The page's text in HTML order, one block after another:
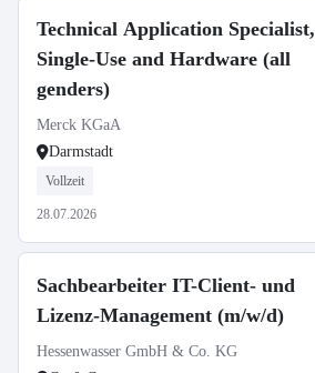
Technical Application Specialist,
Single-Use and Hardware (all
genders)
Merck KGaA
Darmstadt
Vollzeit
28.07.2026
Sachbearbeiter IT-Client- und
Lizenz-Management (m/w/d)
Hessenwasser GmbH & Co. KG